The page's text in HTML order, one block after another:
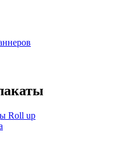
Roll up